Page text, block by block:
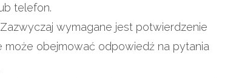
telefon.
Zazwyczaj wymagane jest potwierdzenie
może obejmować odpowiedź na pytania